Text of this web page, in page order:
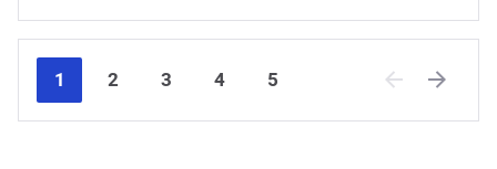
1 2 3 4
5